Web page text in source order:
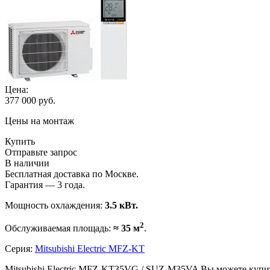
Цена:
377 000 руб.
Цены на монтаж
Купить
Отправьте запрос
В наличии
Бесплатная доставка по Москве.
Гарантия — 3 года.
Мощность охлаждения: 3.5 кВт.
Обслуживаемая площадь: ≈ 35 м2.
Серия: Mitsubishi Electric MFZ-KT